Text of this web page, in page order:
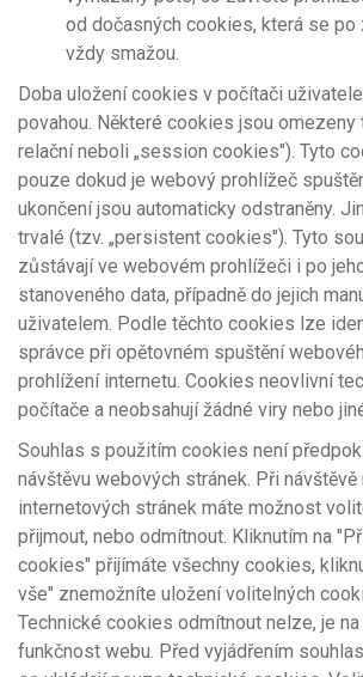
od dočasných cookies, která se po
vždy smažou.
Doba uložení cookies v počítači
povahou. Některé cookies jsou omezeny
relační neboli „session cookies"). Tyto
pouze dokud je webový prohlížeč
ukončení jsou automaticky odstraněny.
trvalé (tzv. „persistent cookies"). Tyto
zůstávají ve webovém prohlížeči i po
stanoveného data, případně do jejich
uživatelem. Podle těchto cookies lze
správce při opětovném spuštění
prohlížení internetu. Cookies neovlivní
počítače a neobsahují žádné viry nebo
Souhlas s použitím cookies není
návštěvu webových stránek. Při návštěvě
internetových stránek máte možnost
přijmout, nebo odmítnout. Kliknutím na
cookies" přijímáte všechny cookies,
vše" znemožníte uložení volitelných
Technické cookies odmítnout nelze, je
funkčnost webu. Před vyjádřením